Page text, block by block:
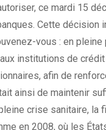
ce mardi 15
Cette décision
vous : en
institutions de
afin de
ainsi de maintenir
crise sanitaire, la
en 2008, où les